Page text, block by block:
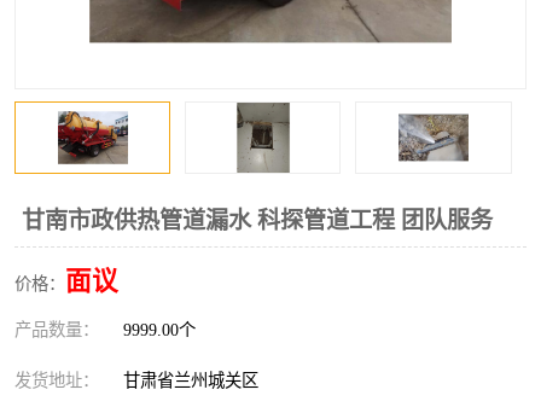
甘南市政供热管道漏水 科探管道工程 团队服务
价格： 面议
产品数量： 9999.00个
发货地址： 甘肃省兰州城关区